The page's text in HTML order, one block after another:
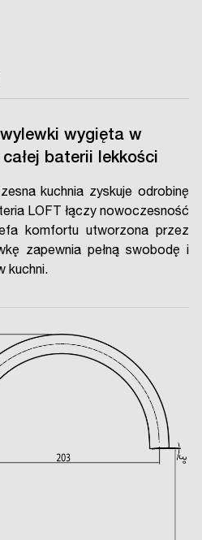
wygięta w
baterii lekkości
kuchnia zyskuje odrobinę
LOFT łączy nowoczesność
komfortu utworzona przez
zapewnia pełną swobodę i
kuchni.